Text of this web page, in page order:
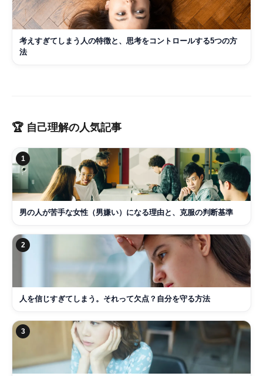
考えすぎてしまう人の特徴と、思考をコントロールする5つの方
法
🏆 自己理解の人気記事
1
男の人が苦手な女性（男嫌い）になる理由と、克服の判断基準
2
人を信じすぎてしまう。それって欠点？自分を守る方法
3